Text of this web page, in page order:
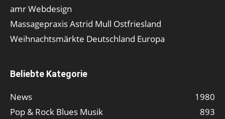
amr Webdesign
Massagepraxis Astrid Mull Ostfriesland
Weihnachtsmärkte Deutschland Europa
Beliebte Kategorie
News
1980
Pop & Rock Blues Musik
893